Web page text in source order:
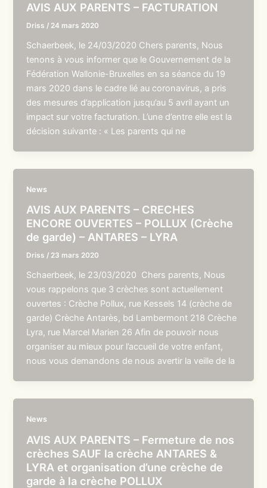
AVIS AUX PARENTS – FACTURATION
Driss / 24 mars 2020
Schaerbeek, le 24/03/2020 Chers parents, Nous
tenons à vous informer que le Gouvernement de la
Fédération Wallonie-Bruxelles en sa séance du 19
mars 2020 dans le cadre lié au coronavirus, a pris
des mesures d’application jusqu’au 5 avril ayant un
impact sur votre facturation. L’une d’entre elle est la
décision suivante : « Les parents qui ne
News
AVIS AUX PARENTS – CRECHES
ENCORE OUVERTES – POLLUX (Crèche
de garde) – ANTARES – LYRA
Driss / 23 mars 2020
Schaerbeek, le 23/03/2020 Chers parents, Nous
vous rappelons que 3 crèches sont actuellement
ouvertes : Crèche Pollux, rue Kessels 14 (crèche de
garde) Crèche Antarès, bd Lambermont 218 Crèche
Lyra, rue Marcel Marien 26 Afin de pouvoir nous
organiser au mieux pour l’accueil de votre enfant,
nous vous demandons de nous avertir la veille de la
News
AVIS AUX PARENTS – Fermeture de nos
crèches SAUF la crèche ANTARES &
LYRA et organisation d’une crèche de
garde à la crèche POLLUX